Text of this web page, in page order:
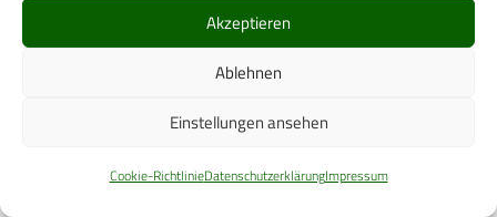
Akzeptieren
Ablehnen
Einstellungen ansehen
Cookie-RichtlinieDatenschutzerklärungImpressum
https://crc.army.mil zit. nach: Thomas ML, Russo MB:
Neurocognitive monitors: Toward the prevention of
cognitive performance decrements and catastrophic
Environ Med 2007; 78(5, Suppl.): B144-152
Eßfeld D: Abschlussbericht zum